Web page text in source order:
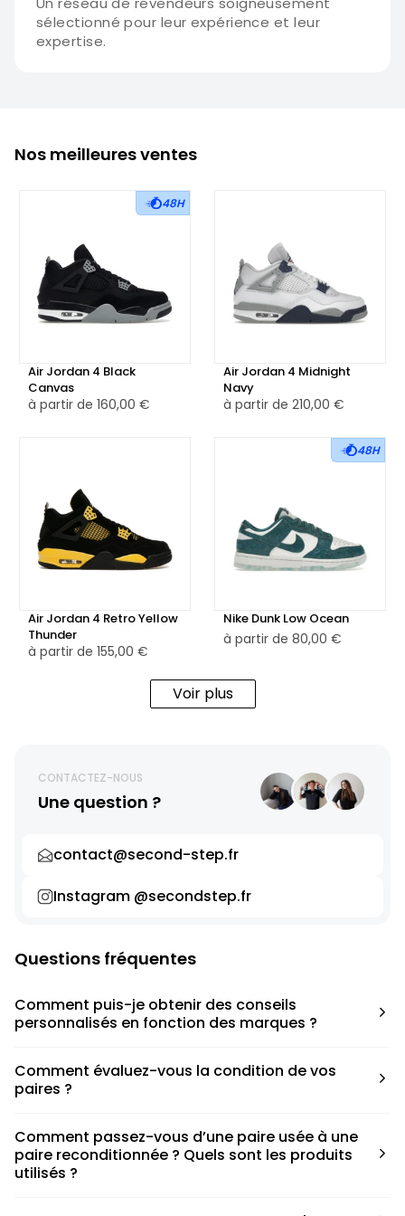
sélectionné pour leur expérience et leur
expertise.
Nos meilleures ventes
48H
Air Jordan 4 Black
Canvas
à partir de 160,00 €
Air Jordan 4 Midnight
Navy
à partir de 210,00 €
Air Jordan 4 Retro Yellow
Thunder
à partir de 155,00 €
48H
Nike Dunk Low Ocean
à partir de 80,00 €
Voir plus
CONTACTEZ-NOUS
Une question ?
contact@second-step.fr
Instagram @secondstep.fr
Questions fréquentes
Comment puis-je obtenir des conseils
personnalisés en fonction des marques ?
pour déterminer la taille appropriée, que ce soit une taille
en dessous, au-dessus ou correspondant à votre taille
Comment évaluez-vous la condition de vos
paires ?
défauts spécifiques de chaque paire.
Comment passez-vous d’une paire usée à une
paire reconditionnée ? Quels sont les produits
utilisés ?